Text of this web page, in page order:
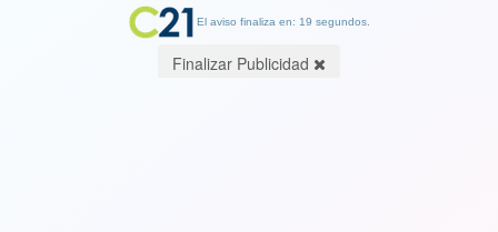
El aviso finaliza en: 19 segundos.
Finalizar Publicidad